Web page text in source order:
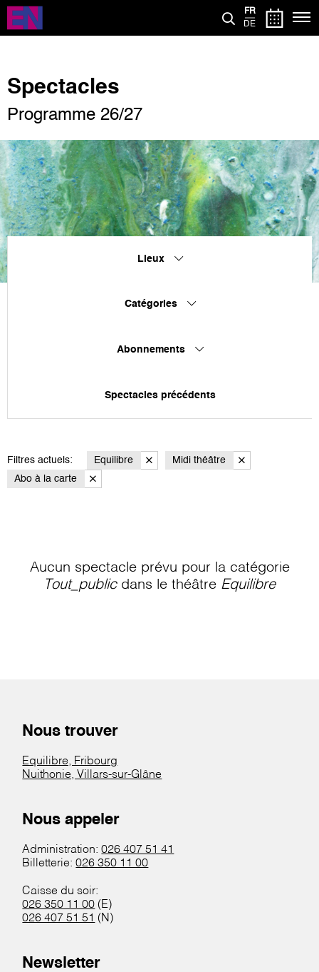
Aller
contenu
FR
DE
Spectacles
Programme 26/27
Lieux
Catégories
Abonnements
Spectacles précédents
Filtres actuels: Equilibre
Midi théâtre
Abo à la carte
Aucun spectacle prévu pour la catégorie
Tout_publicdans le théâtre Equilibre
Nous trouver
Equilibre, Fribourg
Nuithonie, Villars-sur-Glâne
Nous appeler
Administration:026 407 51 41
Billetterie:026 350 11 00
Caisse du soir:
026 350 11 00 (E)
026 407 51 51 (N)
Newsletter